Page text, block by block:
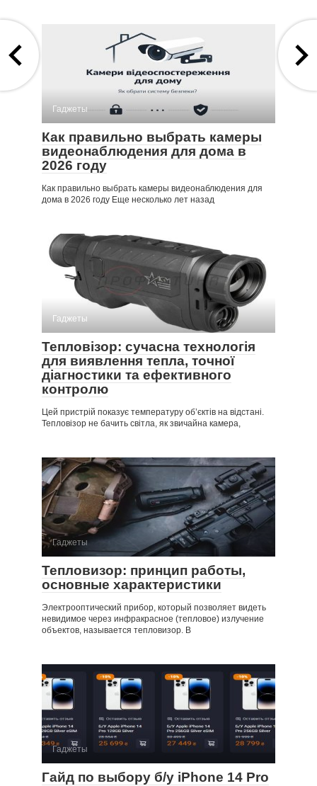
Гаджеты
Как правильно выбрать камеры
видеонаблюдения для дома в
2026 году
Как правильно выбрать камеры видеонаблюдения для
дома в 2026 году Еще несколько лет назад
Гаджеты
Тепловізор: сучасна технологія
для виявлення тепла, точної
діагностики та ефективного
контролю
Цей пристрій показує температуру об’єктів на відстані.
Тепловізор не бачить світла, як звичайна камера,
Гаджеты
Тепловизор: принцип работы,
основные характеристики
Электрооптический прибор, который позволяет видеть
невидимое через инфракрасное (тепловое) излучение
объектов, называется тепловизор. В
Гаджеты
Гайд по выбору б/у iPhone 14 Pro